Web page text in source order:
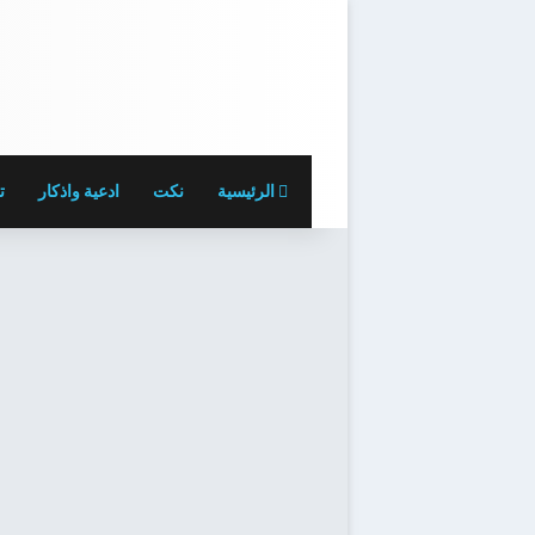
الرئيسية نكت ادعية واذكار